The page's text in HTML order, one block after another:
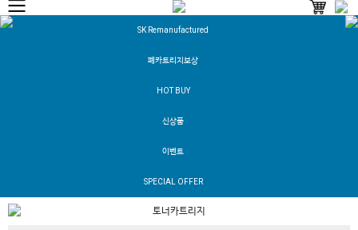
SK Remanufactured
폐카트리지보상
HOT BUY
신상품
이벤트
SPECIAL OFFER
토너카트리지